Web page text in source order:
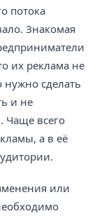
потока
Знакомая
их реклама не
нужно сделать
и не
Чаще всего
а в её
или